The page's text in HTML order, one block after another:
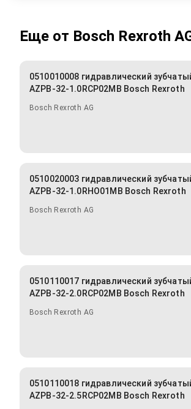
Еще от Bosch Rexroth
0510010008 гидравлический
AZPB-32-1.0RCP02MB Bosch Rexroth
Bosch Rexroth AG
0510020003 гидравлический
AZPB-32-1.0RHO01MB Bosch Rexroth
Bosch Rexroth AG
0510110017 гидравлический
AZPB-32-2.0RCP02MB Bosch Rexroth
Bosch Rexroth AG
0510110018 гидравлический
AZPB-32-2.5RCP02MB Bosch Rexroth